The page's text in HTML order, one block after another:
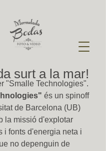
surt a la mar!
"Smalle Technologies".
és un spinoff
de Barcelona (UB)
la missió d'explotar
i fonts d'energia neta i
no depenguin de